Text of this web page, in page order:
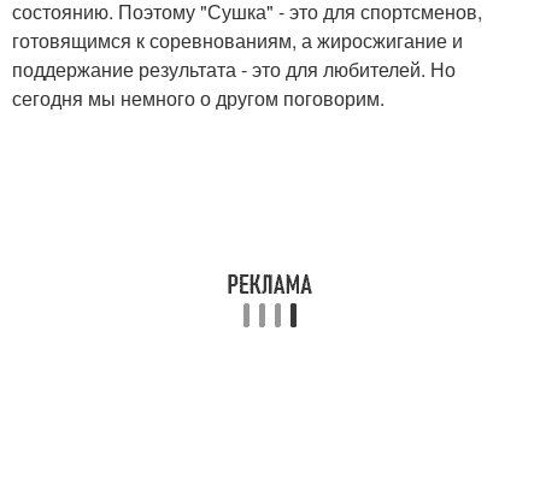
состоянию. Поэтому "Сушка" - это для спортсменов,
готовящимся к соревнованиям, а жиросжигание и
поддержание результата - это для любителей. Но
сегодня мы немного о другом поговорим.